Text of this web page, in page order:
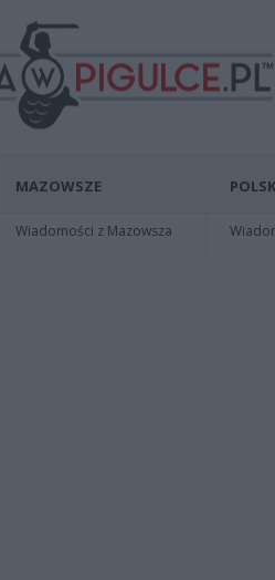
MAZOWSZE
Wiadomości z Mazowsza